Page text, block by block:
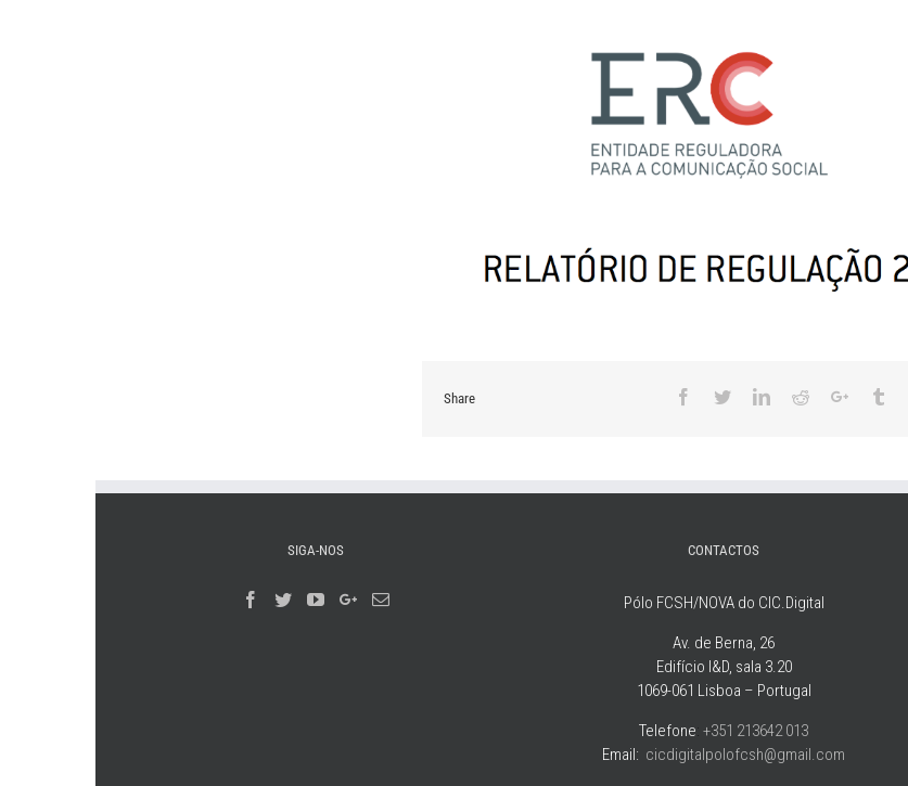
Share Facebook
TwitterLinkedIn
RedditGoogle+
SIGA-NOS CONTACTOS
Pólo FCSH/NOVA do CIC.Digital
Av. de Berna, 26
Edifício I&D, sala 3.20
1069-061 Lisboa – Portugal
Telefone:+351 213642 013
Email: cicdigitalpolofcsh@gmail.com